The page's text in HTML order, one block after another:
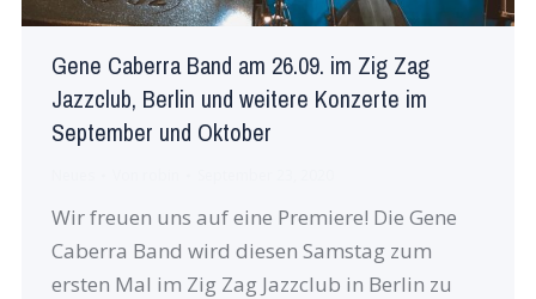
Gene Caberra Band am 26.09. im Zig Zag
Jazzclub, Berlin und weitere Konzerte im
September und Oktober
Wir freuen uns auf eine Premiere! Die Gene
Caberra Band wird diesen Samstag zum
ersten Mal im Zig Zag Jazzclub in Berlin zu